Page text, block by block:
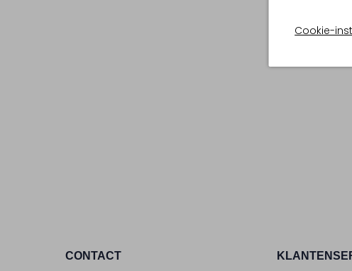
Cookie-
CONTACT